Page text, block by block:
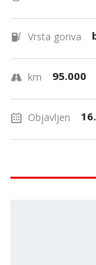
Vrsta goriva
km 95.000
Objavljen